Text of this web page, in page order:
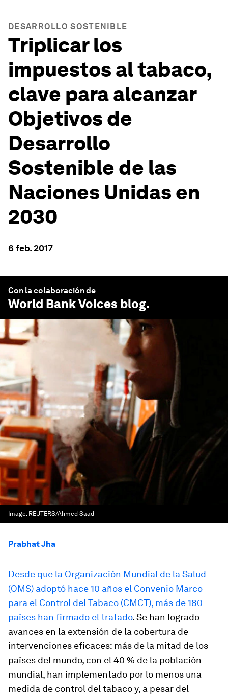
DESARROLLO SOSTENIBLE
Triplicar los
impuestos al tabaco,
clave para alcanzar
Objetivos de
Desarrollo
Sostenible de las
Naciones Unidas en
2030
6 feb. 2017
Con la colaboración de
World Bank Voices blog.
Image: REUTERS/Ahmed Saad
Prabhat Jha
Desde que la Organización Mundial de la Salud
(OMS) adoptó hace 10 años el Convenio Marco
para el Control del Tabaco (CMCT), más de 180
países han firmado el tratado. Se han logrado
avances en la extensión de la cobertura de
intervenciones eficaces: más de la mitad de los
países del mundo, con el 40 % de la población
mundial, han implementado por lo menos una
medida de control del tabaco y, a pesar del